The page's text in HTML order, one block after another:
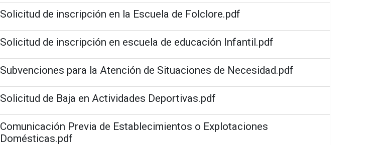
Solicitud de inscripción en la Escuela de Folclore.pdf
Solicitud de inscripción en escuela de educación Infantil.pdf
Subvenciones para la Atención de Situaciones de Necesidad.pdf
Solicitud de Baja en Actividades Deportivas.pdf
Comunicación Previa de Establecimientos o Explotaciones
Domésticas.pdf